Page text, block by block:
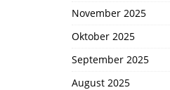
November 2025
Oktober 2025
September 2025
August 2025